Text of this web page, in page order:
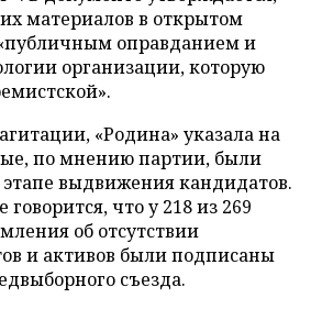
материалов в открытом
«публичным оправданием и
организации, которую
«Родина» указала на
по мнению партии, были
выдвижения кандидатов.
говорится, что у 218 из 269
об отсутствии
и активов были подписаны
съезда.